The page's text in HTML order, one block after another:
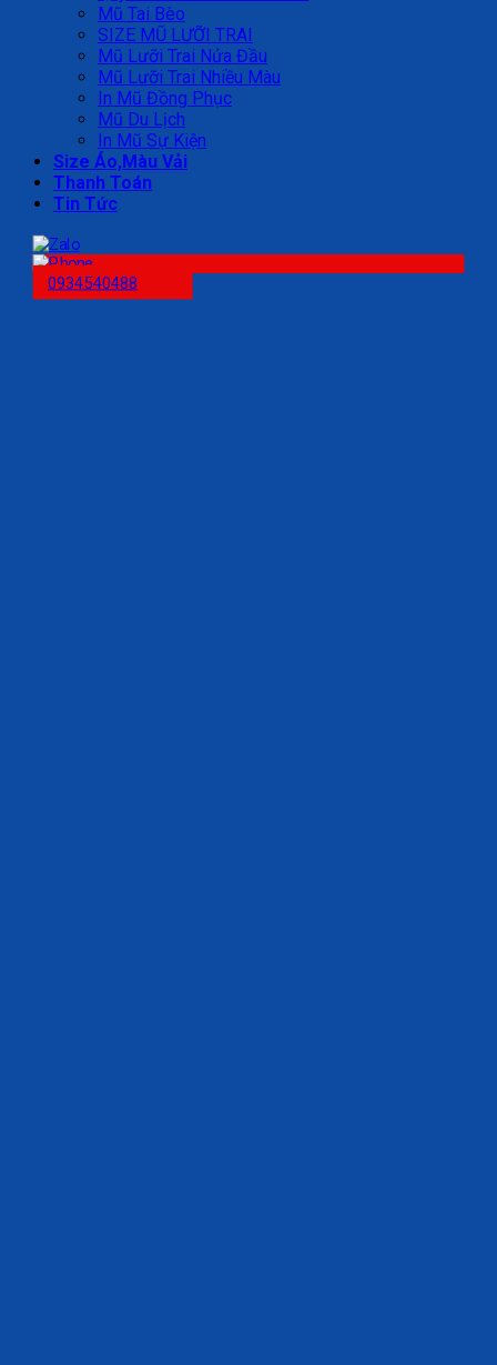
Mũ Tai Bèo
SIZE MŨ LƯỠI TRAI
Mũ Lưỡi Trai Nửa Đầu
Mũ Lưỡi Trai Nhiều Màu
In Mũ Đồng Phục
Mũ Du Lịch
In Mũ Sự Kiện
Size Áo,Màu Vải
Thanh Toán
Tin Tức
0934540488